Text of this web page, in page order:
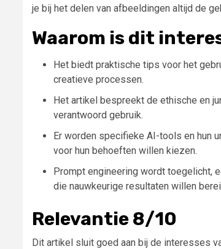
je bij het delen van afbeeldingen altijd de
Waarom is dit
Het biedt praktische tips voor het
creatieve processen.
Het artikel bespreekt de ethische en
verantwoord gebruik.
Er worden specifieke AI-tools en hun
voor hun behoeften willen kiezen.
Prompt engineering wordt toegelicht,
die nauwkeurige resultaten willen
Relevantie 8/10
Dit artikel sluit goed aan bij de interesses